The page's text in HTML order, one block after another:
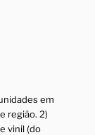
em
região. 2)
vinil (do